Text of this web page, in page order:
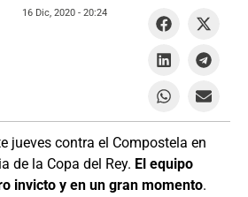
jueves contra el Compostela en
de la Copa del Rey. El equipo
invicto y en un gran momento.
16 Dic, 2020 - 20:24